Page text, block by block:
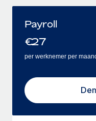
Payroll
€27
per werknemer per